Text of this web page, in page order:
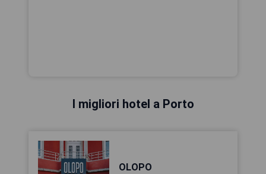
I migliori hotel a Porto
OLOPO